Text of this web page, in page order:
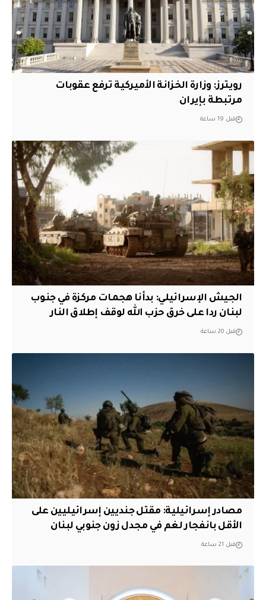
‏رويترز: وزارة الخزانة الأميركية ترفع عقوبات
مرتبطة بإيران
قبل 19 ساعة
الجيش الإسرائيلي: بدأنا هجمات مركزة في جنوب
لبنان ردا على خرق حزب الله لوقف إطلاق النار
قبل 20 ساعة
مصادر إسرائيلية: مقتل جنديين إسرائيليين على
الأقل بانفجار لغم في مجدل زون جنوبي لبنان
قبل 21 ساعة